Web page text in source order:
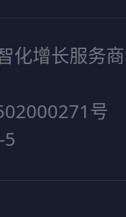
化增长服务商
号